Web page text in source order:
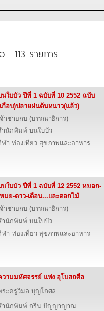
1.jpg
: 113 รายการ
นใบบัว ปีที่ 1 ฉบับที่ 10 2552 ฉบับ
กือบ)ปลายฝนต้นหนาว(แล้ว)
จ้าชายกบ (บรรณาธิการ)
ำนักพิมพ์ บนใบบัว
ฬา ท่องเที่ยว สุขภาพและอาหาร
นใบบัว ปีที่ 1 ฉบับที่ 12 2552 หมอก-
หมย-ดาว-เดือน...และดอกไม้
จ้าชายกบ (บรรณาธิการ)
ำนักพิมพ์ บนใบบัว
ฬา ท่องเที่ยว สุขภาพและอาหาร
วามมหัศจรรย์ แห่ง อุโบสถศีล
ระครูวิมล บุญโกศล
ำนักพิมพ์ กรีน ปัญญาญาณ